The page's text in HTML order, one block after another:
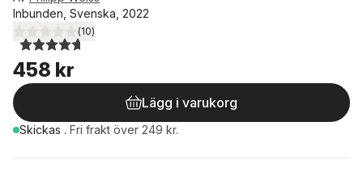
Inbunden, Svenska, 2022
4,7utav 5 stjärnor. Totalt antal röster:
(10)
458 kr
Lägg i varukorg
Skickas . Fri frakt över 249 kr.